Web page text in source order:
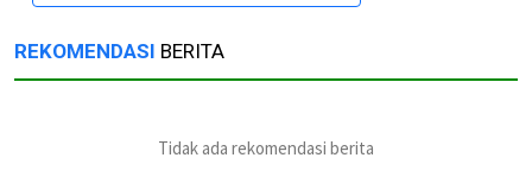
REKOMENDASI BERITA
Tidak ada rekomendasi berita